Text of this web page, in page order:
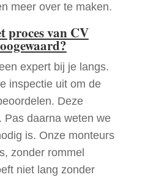
meer over te maken.
proces van CV
expert bij je langs.
inspectie uit om de
Deze
Pas daarna weten we
is. Onze monteurs
zonder rommel
niet lang zonder